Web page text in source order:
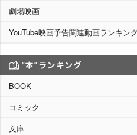
劇場映画
YouTube映画予告関連動画ランキン
BOOK
コミック
文庫